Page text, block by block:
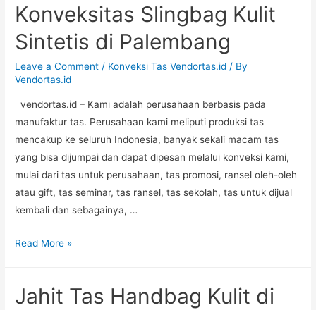
di
Depok
Konveksitas Slingbag Kulit
Sintetis di Palembang
Leave a Comment / Konveksi Tas Vendortas.id / By
Vendortas.id
vendortas.id – Kami adalah perusahaan berbasis pada
manufaktur tas. Perusahaan kami meliputi produksi tas
mencakup ke seluruh Indonesia, banyak sekali macam tas
yang bisa dijumpai dan dapat dipesan melalui konveksi kami,
mulai dari tas untuk perusahaan, tas promosi, ransel oleh-oleh
atau gift, tas seminar, tas ransel, tas sekolah, tas untuk dijual
kembali dan sebagainya, …
Konveksitas
Sintetis
Read More »
Jahit Tas Handbag Kulit di